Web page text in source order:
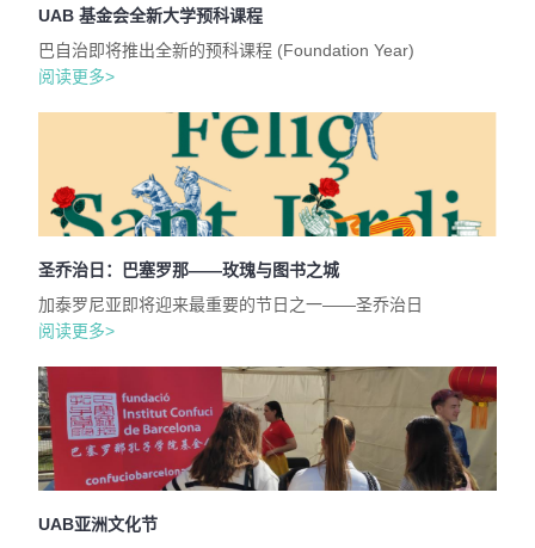
UAB 基金会全新大学预科课程
巴自治即将推出全新的预科课程 (Foundation Year)
阅读更多>
圣乔治日：巴塞罗那——玫瑰与图书之城
加泰罗尼亚即将迎来最重要的节日之一——圣乔治日
阅读更多>
UAB亚洲文化节